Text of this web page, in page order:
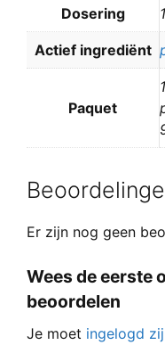
Dosering
Actief ingrediënt
Paquet
Er zijn nog geen
Wees de eerste
beoordelen
Je moet ingelogd